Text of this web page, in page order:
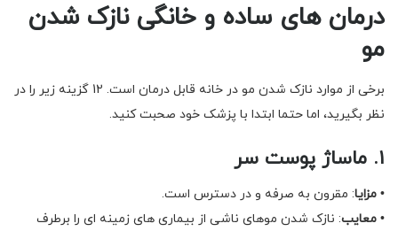
درمان های ساده و خانگی نازک شدن
مو
برخی از موارد نازک شدن مو در خانه قابل درمان است. 12 گزینه زیر را در
نظر بگیرید، اما حتما ابتدا با پزشک خود صحبت کنید.
۱. ماساژ پوست سر
• مزایا: مقرون به صرفه و در دسترس است.
• معایب: نازک شدن موهای ناشی از بیماری های زمینه ای را برطرف